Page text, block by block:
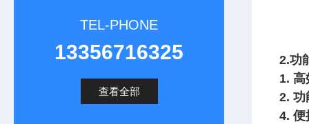
TEL-PHONE
13356716325
查看全部
2.功
1. 高
2. 功
4. 便